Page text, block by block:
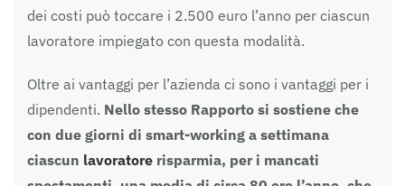
dei costi può toccare i 2.500 euro l’anno per ciascun
lavoratore impiegato con questa modalità.
Oltre ai vantaggi per l’azienda ci sono i vantaggi per i
dipendenti. Nello stesso Rapporto si sostiene che
con due giorni di smart-working a settimana
ciascun lavoratore risparmia, per i mancati